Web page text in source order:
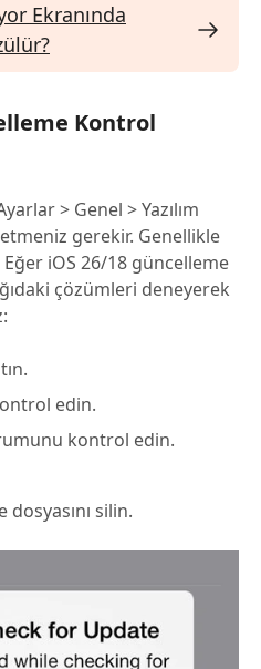
Ekranında
Kontrol
> Genel > Yazılım
gerekir. Genellikle
iOS 26/18 güncelleme
çözümleri deneyerek
edin.
kontrol edin.
silin.